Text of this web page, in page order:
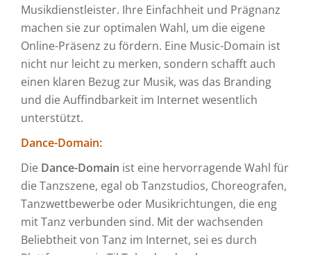
Musikdienstleister. Ihre Einfachheit und Prägnanz
machen sie zur optimalen Wahl, um die eigene
Online-Präsenz zu fördern. Eine Music-Domain ist
nicht nur leicht zu merken, sondern schafft auch
einen klaren Bezug zur Musik, was das Branding
und die Auffindbarkeit im Internet wesentlich
unterstützt.
Dance-Domain:
Die Dance-Domain ist eine hervorragende Wahl für
die Tanzszene, egal ob Tanzstudios, Choreografen,
Tanzwettbewerbe oder Musikrichtungen, die eng
mit Tanz verbunden sind. Mit der wachsenden
Beliebtheit von Tanz im Internet, sei es durch